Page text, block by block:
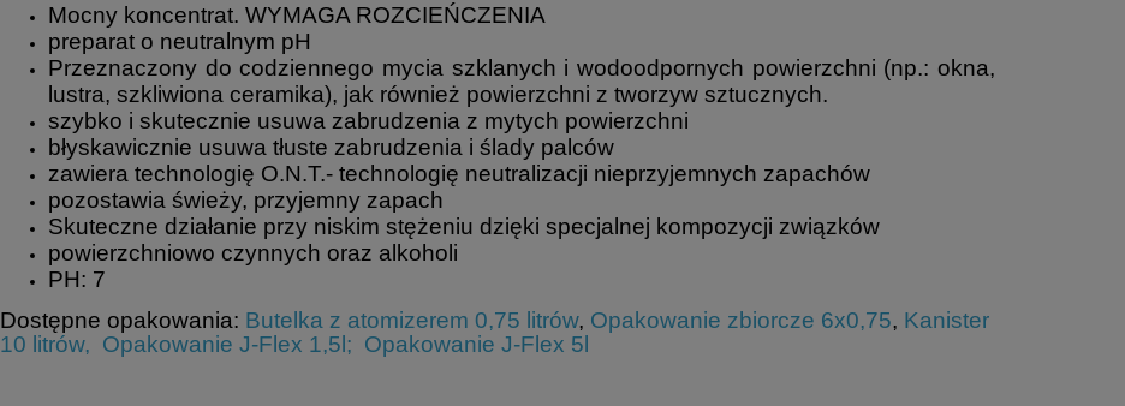
Uniwersalny preparat wirusobójczy. Idealny do
mycia i dezynfekcji takich powierzchni
jak:inkubatory, fotele i stoły zabiegowe, stelaże
łóżek, sprzęt rehabilitacyjny, leżanki, obudowa
urządzeń medycznych, lampy operacyjne, blaty
na działanie alkoholi
Mocny koncentrat. WYMAGA ROZCIEŃCZENIA
preparat o neutralnym pH
Przeznaczony do codziennego mycia szklanych i wodoodpornych powierzchni (np.: okna,
lustra, szkliwiona ceramika), jak również powierzchni z tworzyw sztucznych.
szybko i skutecznie usuwa zabrudzenia z mytych powierzchni
błyskawicznie usuwa tłuste zabrudzenia i ślady palców
zawiera technologię O.N.T.- technologię neutralizacji nieprzyjemnych zapachów
pozostawia świeży, przyjemny zapach
Skuteczne działanie przy niskim stężeniu dzięki specjalnej kompozycji związków
powierzchniowo czynnych oraz alkoholi
PH: 7
Dostępne opakowania: Butelka z atomizerem 0,75 litrów, Opakowanie zbiorcze 6x0,75, Kanister
10 litrów, Opakowanie J-Flex 1,5l; Opakowanie J-Flex 5l